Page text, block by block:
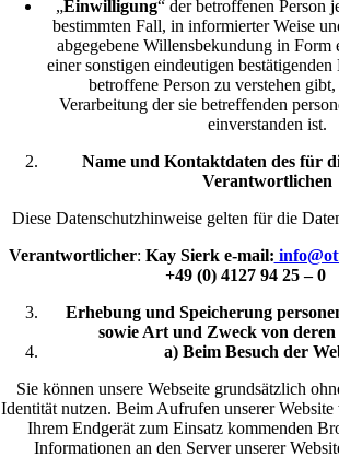
„Einwilligung“ der betroffenen Person
bestimmten Fall, in informierter Weise
abgegebene Willensbekundung in Form
einer sonstigen eindeutigen
betroffene Person zu verstehen
Verarbeitung der sie betreffenden
einverstanden ist.
Name und Kontaktdaten des für
Verantwortlichen
Diese Datenschutzhinweise gelten für die
Verantwortlicher: Kay Sierk e-mail:
+49 (0) 4127 94 25 – 0
Erhebung und Speicherung
sowie Art und Zweck von
a) Beim Besuch der
Sie können unsere Webseite grundsätzlich
Identität nutzen. Beim Aufrufen unserer
Ihrem Endgerät zum Einsatz kommenden
Informationen an den Server unserer